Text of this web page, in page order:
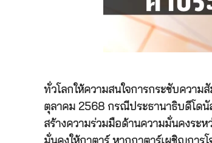
ทั่วโลกให้ความสนใจการกระชับความ
ตุลาคม 2568 กรณีประธานาธิบดีโดนั
สร้างความร่วมมือด้านความมั่นคงระ